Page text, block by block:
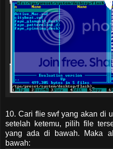
10. Cari flie swf yang akan di
setelah ketemu, pilih file
yang ada di bawah. Maka
bawah: